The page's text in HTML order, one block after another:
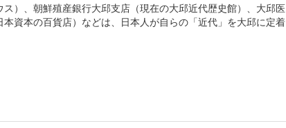
）、朝鮮殖産銀行大邱支店（現在の大邱近代歴史館）、大邱医
資本の百貨店）などは、日本人が自らの「近代」を大邱に定着